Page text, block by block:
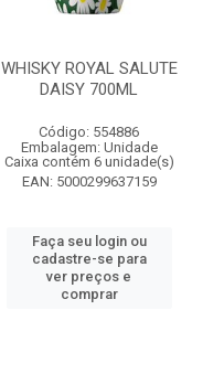
WHISKY ROYAL SALUTE
DAISY 700ML
Código: 554886
Embalagem: Unidade
Caixa contém 6 unidade(s)
EAN: 5000299637159
Faça seu login ou
cadastre-se para
ver preços e
comprar